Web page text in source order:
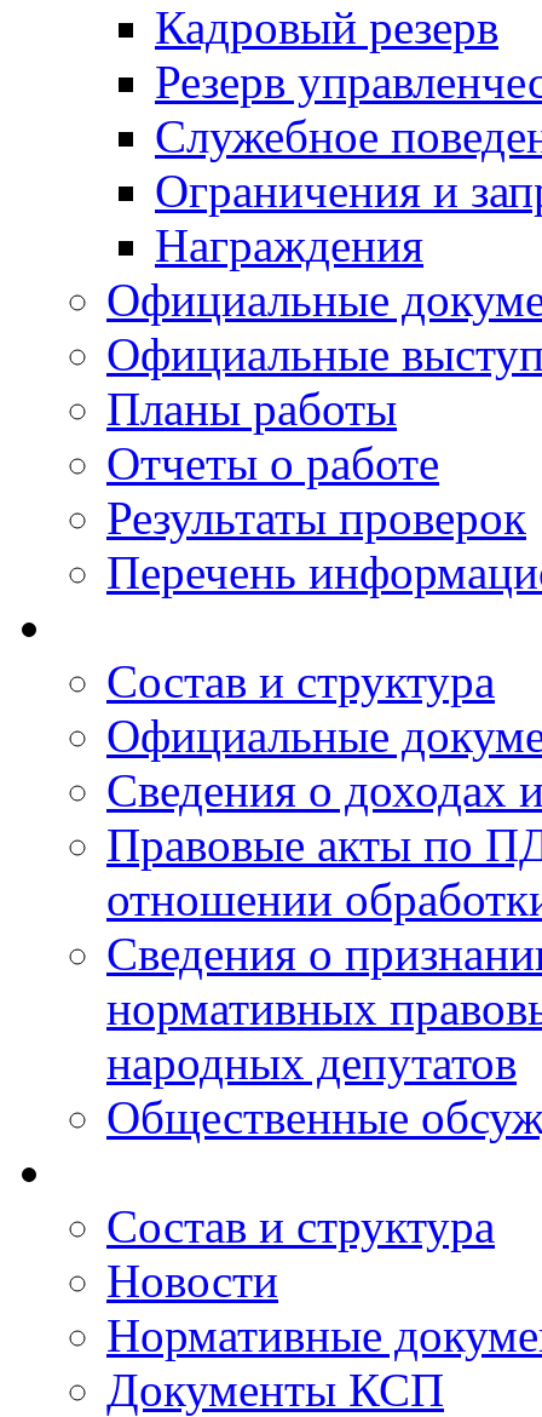
Кадровый резерв
Резерв
Служебное
Ограничения и
Награждения
Официальные
Официальные
Планы работы
Отчеты о работе
Результаты проверок
Перечень
Состав и структура
Официальные
Сведения о доходах
Правовые акты по
отношении
Сведения о
нормативных
народных депутатов
Общественные
Состав и структура
Новости
Нормативные
Документы КСП